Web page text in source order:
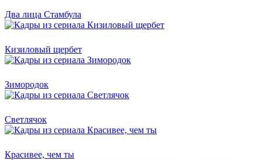
Два лица Стамбула
Кизиловый щербет
Зимородок
Светлячок
Красивее, чем ты